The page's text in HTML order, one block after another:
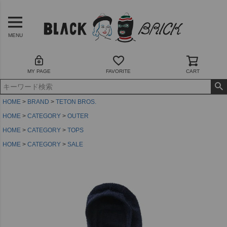
MENU
MY PAGE FAVORITE CART
HOME BRAND
TETON BROS.
HOME
CATEGORY
OUTER
HOME
CATEGORY
TOPS
HOME
CATEGORY SALE